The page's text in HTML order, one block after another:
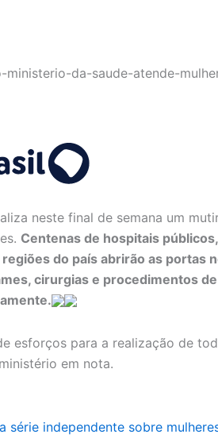
neste final de semana um
Centenas de hospitais
do país abrirão as portas
cirurgias e procedimentos
esforços para a realização de
em nota.
série independente sobre